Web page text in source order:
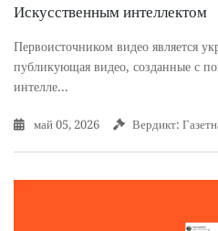
Искусственным интеллектом
Первоисточником видео является
публикующая видео, созданные с
интелле...
май 05, 2026 Вердикт: